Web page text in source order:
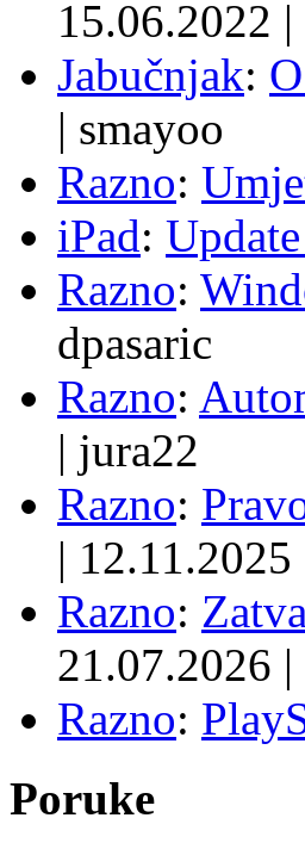
15.06.2022 |
Jabučnjak:
| smayoo
Razno:
iPad:
Razno:
dpasaric
Razno:
| jura22
Razno:
| 12.11.2025
Razno:
21.07.2026 |
Razno:
Poruke